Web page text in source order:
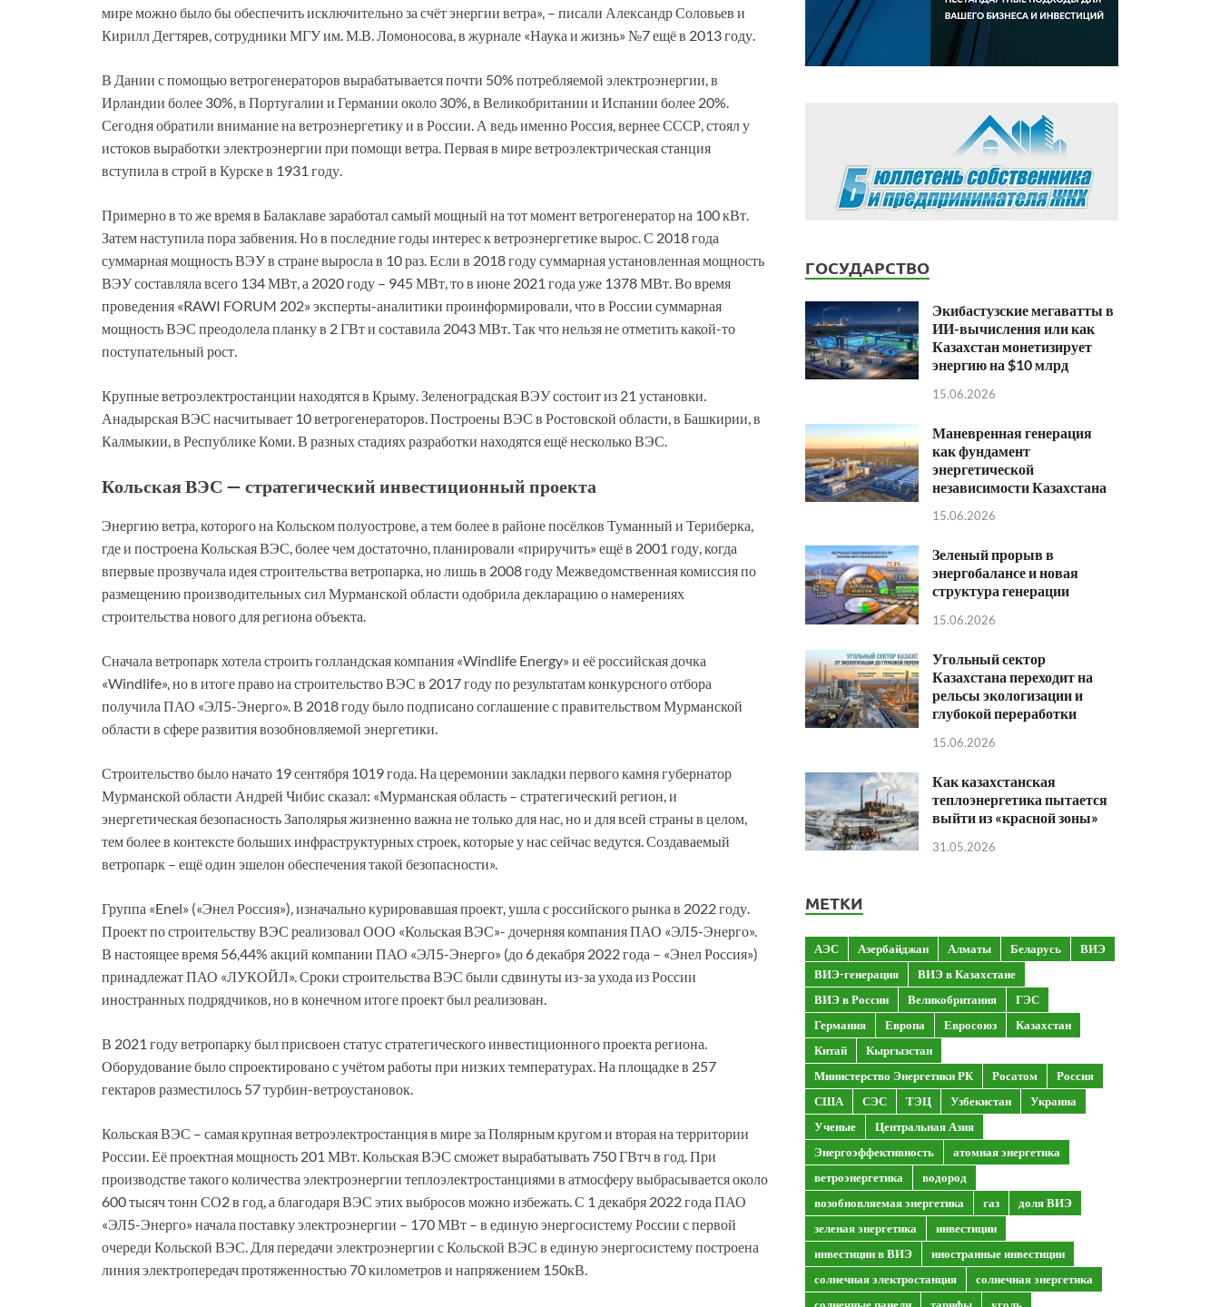
мире можно было бы обеспечить исключительно за счёт энергии ветра», – писали Александр Соловьев и
Кирилл Дегтярев, сотрудники МГУ им. М.В. Ломоносова, в журнале «Наука и жизнь» №7 ещё в 2013 году.
В Дании с помощью ветрогенераторов вырабатывается почти 50% потребляемой электроэнергии, в
Ирландии более 30%, в Португалии и Германии около 30%, в Великобритании и Испании более 20%.
Сегодня обратили внимание на ветроэнергетику и в России. А ведь именно Россия, вернее СССР, стоял у
истоков выработки электроэнергии при помощи ветра. Первая в мире ветроэлектрическая станция
вступила в строй в Курске в 1931 году.
Примерно в то же время в Балаклаве заработал самый мощный на тот момент ветрогенератор на 100 кВт.
Затем наступила пора забвения. Но в последние годы интерес к ветроэнергетике вырос. С 2018 года
суммарная мощность ВЭУ в стране выросла в 10 раз. Если в 2018 году суммарная установленная мощность
ВЭУ составляла всего 134 МВт, а 2020 году – 945 МВт, то в июне 2021 года уже 1378 МВт. Во время
проведения «RAWI FORUM 202» эксперты-аналитики проинформировали, что в России суммарная
мощность ВЭС преодолела планку в 2 ГВт и составила 2043 МВт. Так что нельзя не отметить какой-то
поступательный рост.
Крупные ветроэлектростанции находятся в Крыму. Зеленоградская ВЭУ состоит из 21 установки.
Анадырская ВЭС насчитывает 10 ветрогенераторов. Построены ВЭС в Ростовской области, в Башкирии, в
Калмыкии, в Республике Коми. В разных стадиях разработки находятся ещё несколько ВЭС.
Кольская ВЭС — стратегический инвестиционный проекта
Энергию ветра, которого на Кольском полуострове, а тем более в районе посёлков Туманный и Териберка,
где и построена Кольская ВЭС, более чем достаточно, планировали «приручить» ещё в 2001 году, когда
впервые прозвучала идея строительства ветропарка, но лишь в 2008 году Межведомственная комиссия по
размещению производительных сил Мурманской области одобрила декларацию о намерениях
строительства нового для региона объекта.
Сначала ветропарк хотела строить голландская компания «Windlife Energy» и её российская дочка
«Windlife», но в итоге право на строительство ВЭС в 2017 году по результатам конкурсного отбора
получила ПАО «ЭЛ5-Энерго». В 2018 году было подписано соглашение с правительством Мурманской
области в сфере развития возобновляемой энергетики.
Строительство было начато 19 сентября 1019 года. На церемонии закладки первого камня губернатор
Мурманской области Андрей Чибис сказал: «Мурманская область – стратегический регион, и
энергетическая безопасность Заполярья жизненно важна не только для нас, но и для всей страны в целом,
тем более в контексте больших инфраструктурных строек, которые у нас сейчас ведутся. Создаваемый
ветропарк – ещё один эшелон обеспечения такой безопасности».
Группа «Enel» («Энел Россия»), изначально курировавшая проект, ушла с российского рынка в 2022 году.
Проект по строительству ВЭС реализовал ООО «Кольская ВЭС»- дочерняя компания ПАО «ЭЛ5-Энерго».
В настоящее время 56,44% акций компании ПАО «ЭЛ5-Энерго» (до 6 декабря 2022 года – «Энел Россия»)
принадлежат ПАО «ЛУКОЙЛ». Сроки строительства ВЭС были сдвинуты из-за ухода из России
иностранных подрядчиков, но в конечном итоге проект был реализован.
В 2021 году ветропарку был присвоен статус стратегического инвестиционного проекта региона.
Оборудование было спроектировано с учётом работы при низких температурах. На площадке в 257
гектаров разместилось 57 турбин-ветроустановок.
Кольская ВЭС – самая крупная ветроэлектростанция в мире за Полярным кругом и вторая на территории
России. Её проектная мощность 201 МВт. Кольская ВЭС сможет вырабатывать 750 ГВтч в год. При
производстве такого количества электроэнергии теплоэлектростанциями в атмосферу выбрасывается около
600 тысяч тонн СО2 в год, а благодаря ВЭС этих выбросов можно избежать. С 1 декабря 2022 года ПАО
«ЭЛ5-Энерго» начала поставку электроэнергии – 170 МВт – в единую энергосистему России с первой
очереди Кольской ВЭС. Для передачи электроэнергии с Кольской ВЭС в единую энергосистему построена
линия электропередач протяженностью 70 километров и напряжением 150кВ.
ГОСУДАРСТВО
Экибастузские мегаватты в
ИИ-вычисления или как
Казахстан монетизирует
энергию на $10 млрд
15.06.2026
Маневренная генерация
как фундамент
энергетической
независимости Казахстана
15.06.2026
Зеленый прорыв в
энергобалансе и новая
структура генерации
15.06.2026
Угольный сектор
Казахстана переходит на
рельсы экологизации и
глубокой переработки
15.06.2026
Как казахстанская
теплоэнергетика пытается
выйти из «красной зоны»
31.05.2026
МЕТКИ
АЭС Азербайджан Алматы Беларусь
ВИЭ
ВИЭ-генерация
ВИЭ в Казахстане
ВИЭ в России
Великобритания
ГЭС
Германия
Европа Евросоюз
Казахстан
Китай
Кыргызстан
Министерство Энергетики РК
Росатом
Россия
США
СЭС ТЭЦ Узбекистан
Украина
Ученые
Центральная Азия
Энергоэффективность
атомная энергетика
ветроэнергетика
водород
возобновляемая энергетика
газ
доля ВИЭ
зеленая энергетика
инвестиции
инвестиции в ВИЭ
иностранные инвестиции
солнечная электростанция
солнечная энергетика
солнечные панели
тарифы уголь